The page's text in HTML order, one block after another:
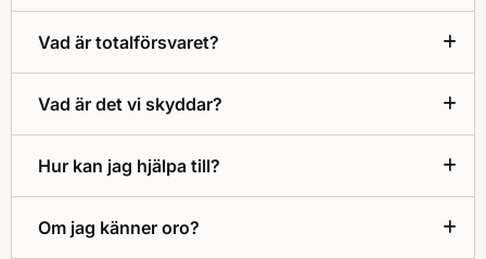
Vad är totalförsvaret?
Vad är det vi skyddar?
Hur kan jag hjälpa till?
Om jag känner oro?